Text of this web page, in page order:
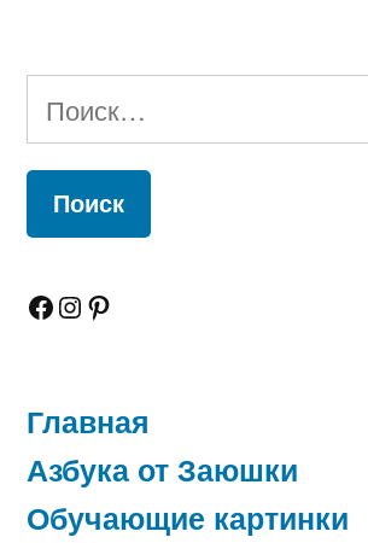
Найти:
Facebook
Instagram
Pinterest
Главная
Азбука от Заюшки
Обучающие картинки